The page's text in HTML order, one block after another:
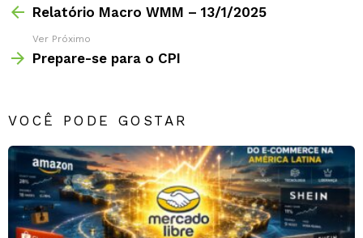
Relatório Macro WMM – 13/1/2025
Ver Próximo
Prepare-se para o CPI
VOCÊ PODE GOSTAR